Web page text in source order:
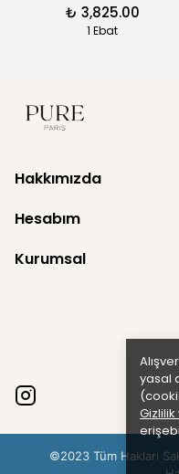
yasal
Gizlilik
₺ 3,825.00
1 Ebat
Hakkımızda
Hesabım
Kurumsal
©2023 Tüm Hakları